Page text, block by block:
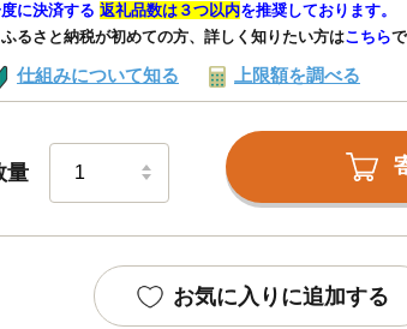
に決済する 返礼品数は３つ以内を推奨しております。
ふるさと納税が初めての方、詳しく知りたい方はこちら
仕組みについて知る 上限額を調べる
量
お気に入りに追加する